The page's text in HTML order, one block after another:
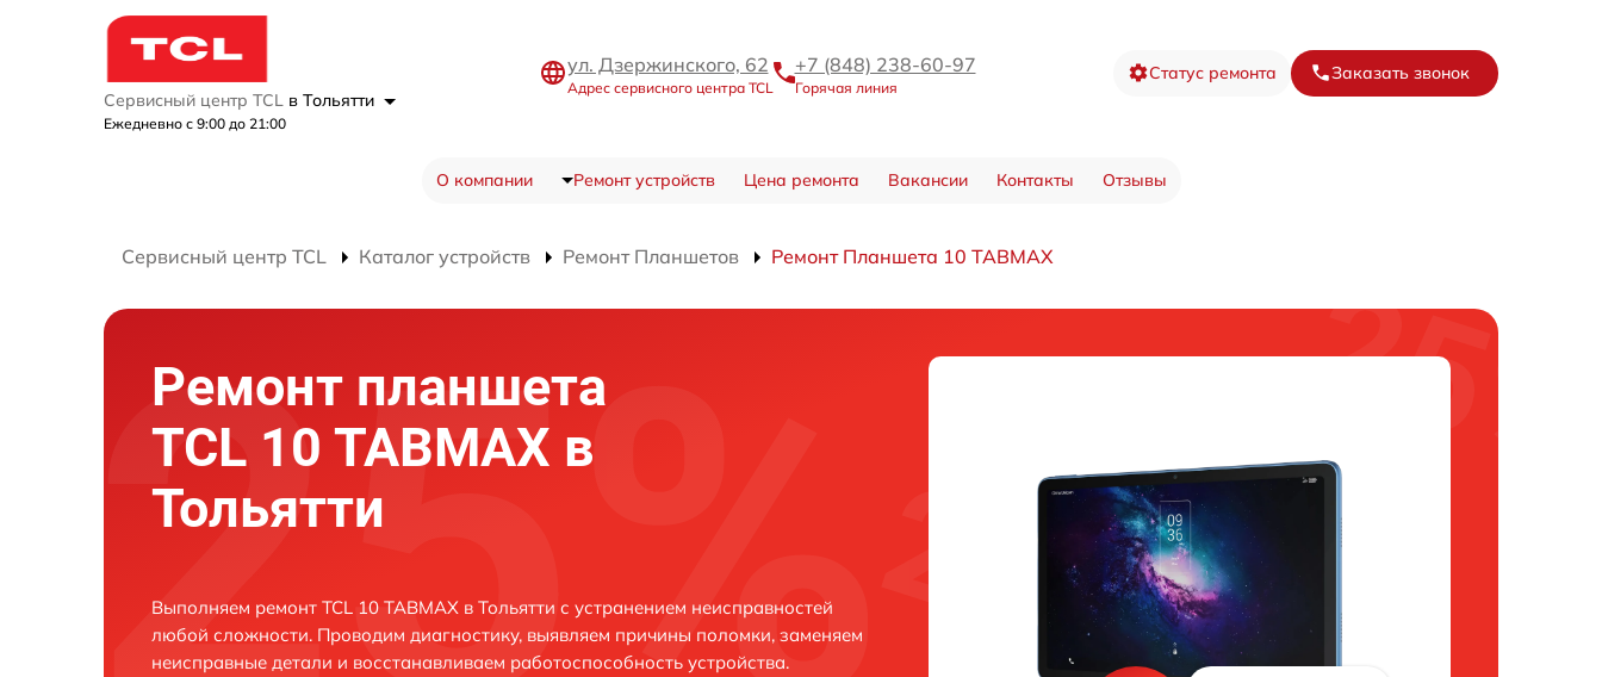
Сервисный центр TCL в Тольятти
Ежедневно с 9:00 до 21:00
ул. Дзержинского, 62
Адрес сервисного центра TCL
+7 (848) 238-60-97
Горячая линия
Статус ремонта Заказать звонок
О компании Ремонт устройств Цена ремонта Вакансии Контакты Отзывы
Сервисный центр TCL Каталог устройств Ремонт Планшетов Ремонт Планшета 10 TABMAX
Ремонт планшета
TCL 10 TABMAX в
Тольятти
Выполняем ремонт TCL 10 TABMAX в Тольятти с устранением неисправностей
любой сложности. Проводим диагностику, выявляем причины поломки, заменяем
неисправные детали и восстанавливаем работоспособность устройства.